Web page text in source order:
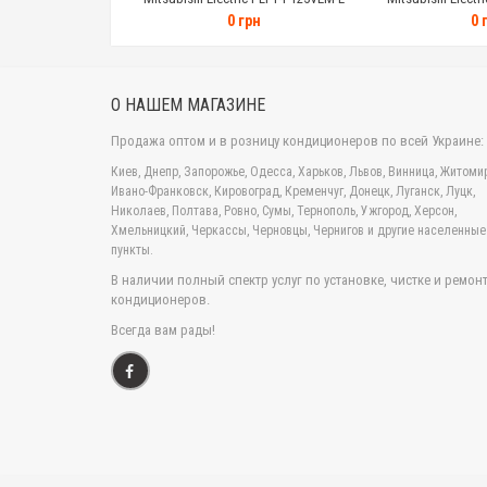
Оригинальный дизайн и белое
Антиоксидантный фильтр
имеет
элементы. Срок службы такого фильтра 10
Автоматическая скорость вращения
автоматически уменьшается.
- по
улучшить климатические особенности.
Турбо режим
- позволит всего за
- позволяет
0 грн 0
О НАШЕМ МАГАЗИНЕ
Продажа оптом и в розницу кондиционеров по всей Украине:
Киев, Днепр, Запорожье, Одесса, Харьков, Львов, Винница,
Ивано-Франковск, Кировоград, Кременчуг, Донецк, Луганск, Луцк,
Николаев, Полтава, Ровно, Сумы, Тернополь, Ужгород, Херсон,
Хмельницкий, Черкассы, Черновцы, Чернигов и другие населенные
пункты.
В наличии полный спектр услуг по установке, чистке и
кондиционеров.
Всегда вам рады!